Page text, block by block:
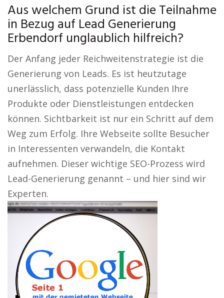
Aus welchem Grund ist die Teilnahme
in Bezug auf Lead Generierung
Erbendorf unglaublich hilfreich?
Der Anfang jeder Reichweitenstrategie ist die
Generierung von Leads. Es ist heutzutage
unerlässlich, dass potenzielle Kunden Ihre
Produkte oder Dienstleistungen entdecken
können. Sichtbarkeit ist nur ein Schritt auf dem
Weg zum Erfolg. Ihre Webseite sollte Besucher
in Interessenten verwandeln, die Kontakt
aufnehmen. Dieser wichtige SEO-Prozess wird
Lead-Generierung genannt – und hier sind wir
Experten.